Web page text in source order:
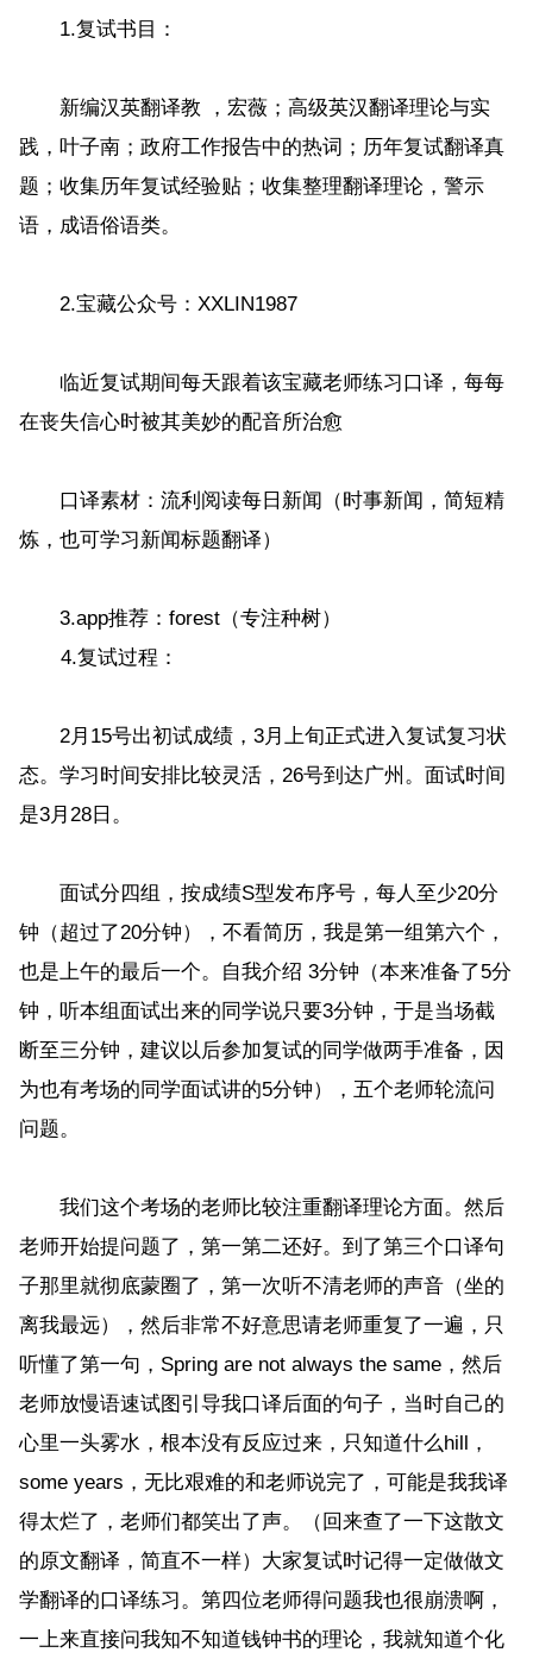
1.复试书目：
新编汉英翻译教 ，宏薇；高级英汉翻译理论与实
践，叶子南；政府工作报告中的热词；历年复试翻译真
题；收集历年复试经验贴；收集整理翻译理论，警示
语，成语俗语类。
2.宝藏公众号：XXLIN1987
临近复试期间每天跟着该宝藏老师练习口译，每每
在丧失信心时被其美妙的配音所治愈
口译素材：流利阅读每日新闻（时事新闻，简短精
炼，也可学习新闻标题翻译）
3.app推荐：forest（专注种树）
4.复试过程：
2月15号出初试成绩，3月上旬正式进入复试复习状
态。学习时间安排比较灵活，26号到达广州。面试时间
是3月28日。
面试分四组，按成绩S型发布序号，每人至少20分
钟（超过了20分钟），不看简历，我是第一组第六个，
也是上午的最后一个。自我介绍 3分钟（本来准备了5分
钟，听本组面试出来的同学说只要3分钟，于是当场截
断至三分钟，建议以后参加复试的同学做两手准备，因
为也有考场的同学面试讲的5分钟），五个老师轮流问
问题。
我们这个考场的老师比较注重翻译理论方面。然后
老师开始提问题了，第一第二还好。到了第三个口译句
子那里就彻底蒙圈了，第一次听不清老师的声音（坐的
离我最远），然后非常不好意思请老师重复了一遍，只
听懂了第一句，Spring are not always the same，然后
老师放慢语速试图引导我口译后面的句子，当时自己的
心里一头雾水，根本没有反应过来，只知道什么hill，
some years，无比艰难的和老师说完了，可能是我我译
得太烂了，老师们都笑出了声。（回来查了一下这散文
的原文翻译，简直不一样）大家复试时记得一定做做文
学翻译的口译练习。第四位老师得问题我也很崩溃啊，
一上来直接问我知不知道钱钟书的理论，我就知道个化